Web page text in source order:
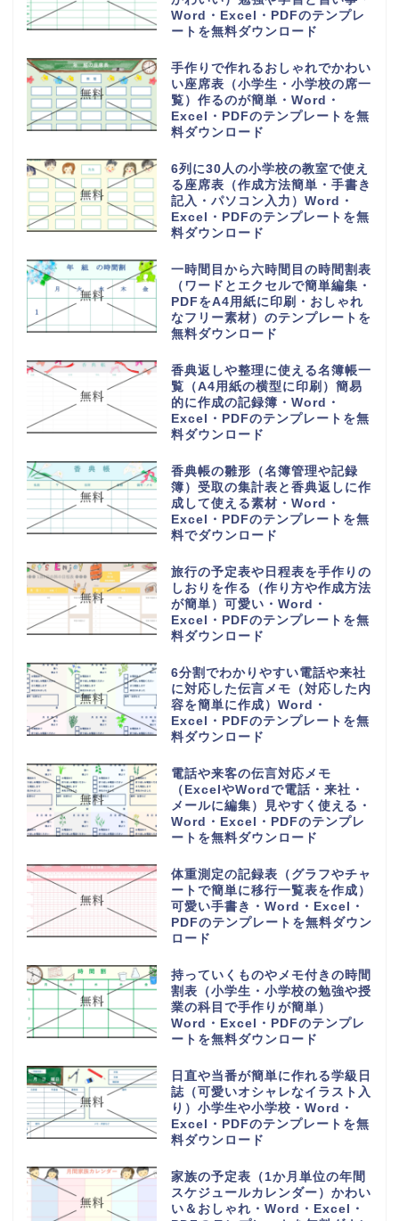
Word・Excel・PDFのテンプレ
ートを無料ダウンロード
手作りで作れるおしゃれでかわい
い座席表（小学生・小学校の席一
覧）作るのが簡単・Word・
Excel・PDFのテンプレートを無
料ダウンロード
6列に30人の小学校の教室で使え
る座席表（作成方法簡単・手書き
記入・パソコン入力）Word・
Excel・PDFのテンプレートを無
料ダウンロード
一時間目から六時間目の時間割表
（ワードとエクセルで簡単編集・
PDFをA4用紙に印刷・おしゃれ
なフリー素材）のテンプレートを
無料ダウンロード
香典返しや整理に使える名簿帳一
覧（A4用紙の横型に印刷）簡易
的に作成の記録簿・Word・
Excel・PDFのテンプレートを無
料ダウンロード
香典帳の雛形（名簿管理や記録
簿）受取の集計表と香典返しに作
成して使える素材・Word・
Excel・PDFのテンプレートを無
料でダウンロード
旅行の予定表や日程表を手作りの
しおりを作る（作り方や作成方法
が簡単）可愛い・Word・
Excel・PDFのテンプレートを無
料ダウンロード
6分割でわかりやすい電話や来社
に対応した伝言メモ（対応した内
容を簡単に作成）Word・
Excel・PDFのテンプレートを無
料ダウンロード
電話や来客の伝言対応メモ
（ExcelやWordで電話・来社・
メールに編集）見やすく使える・
Word・Excel・PDFのテンプレ
ートを無料ダウンロード
体重測定の記録表（グラフやチャ
ートで簡単に移行一覧表を作成）
可愛い手書き・Word・Excel・
PDFのテンプレートを無料ダウン
ロード
持っていくものやメモ付きの時間
割表（小学生・小学校の勉強や授
業の科目で手作りが簡単）
Word・Excel・PDFのテンプレ
ートを無料ダウンロード
日直や当番が簡単に作れる学級日
誌（可愛いオシャレなイラスト入
り）小学生や小学校・Word・
Excel・PDFのテンプレートを無
料ダウンロード
家族の予定表（1か月単位の年間
スケジュールカレンダー）かわい
い＆おしゃれ・Word・Excel・